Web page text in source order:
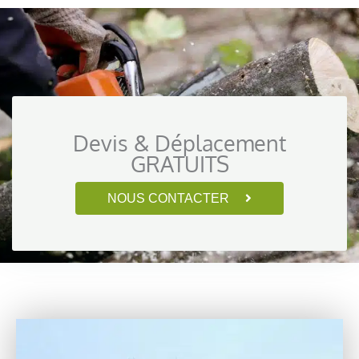
Devis & Déplacement
GRATUITS
NOUS CONTACTER